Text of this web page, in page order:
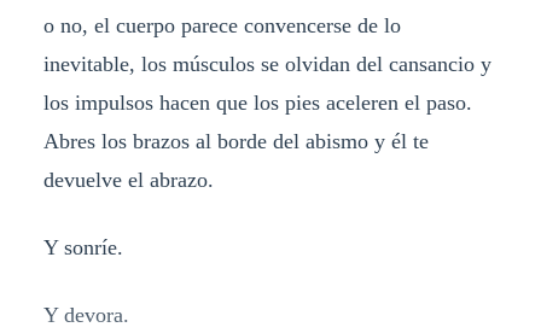
o no, el cuerpo parece convencerse de lo
inevitable, los músculos se olvidan del cansancio y
los impulsos hacen que los pies aceleren el paso.
Abres los brazos al borde del abismo y él te
devuelve el abrazo.
Y sonríe.
Y devora.